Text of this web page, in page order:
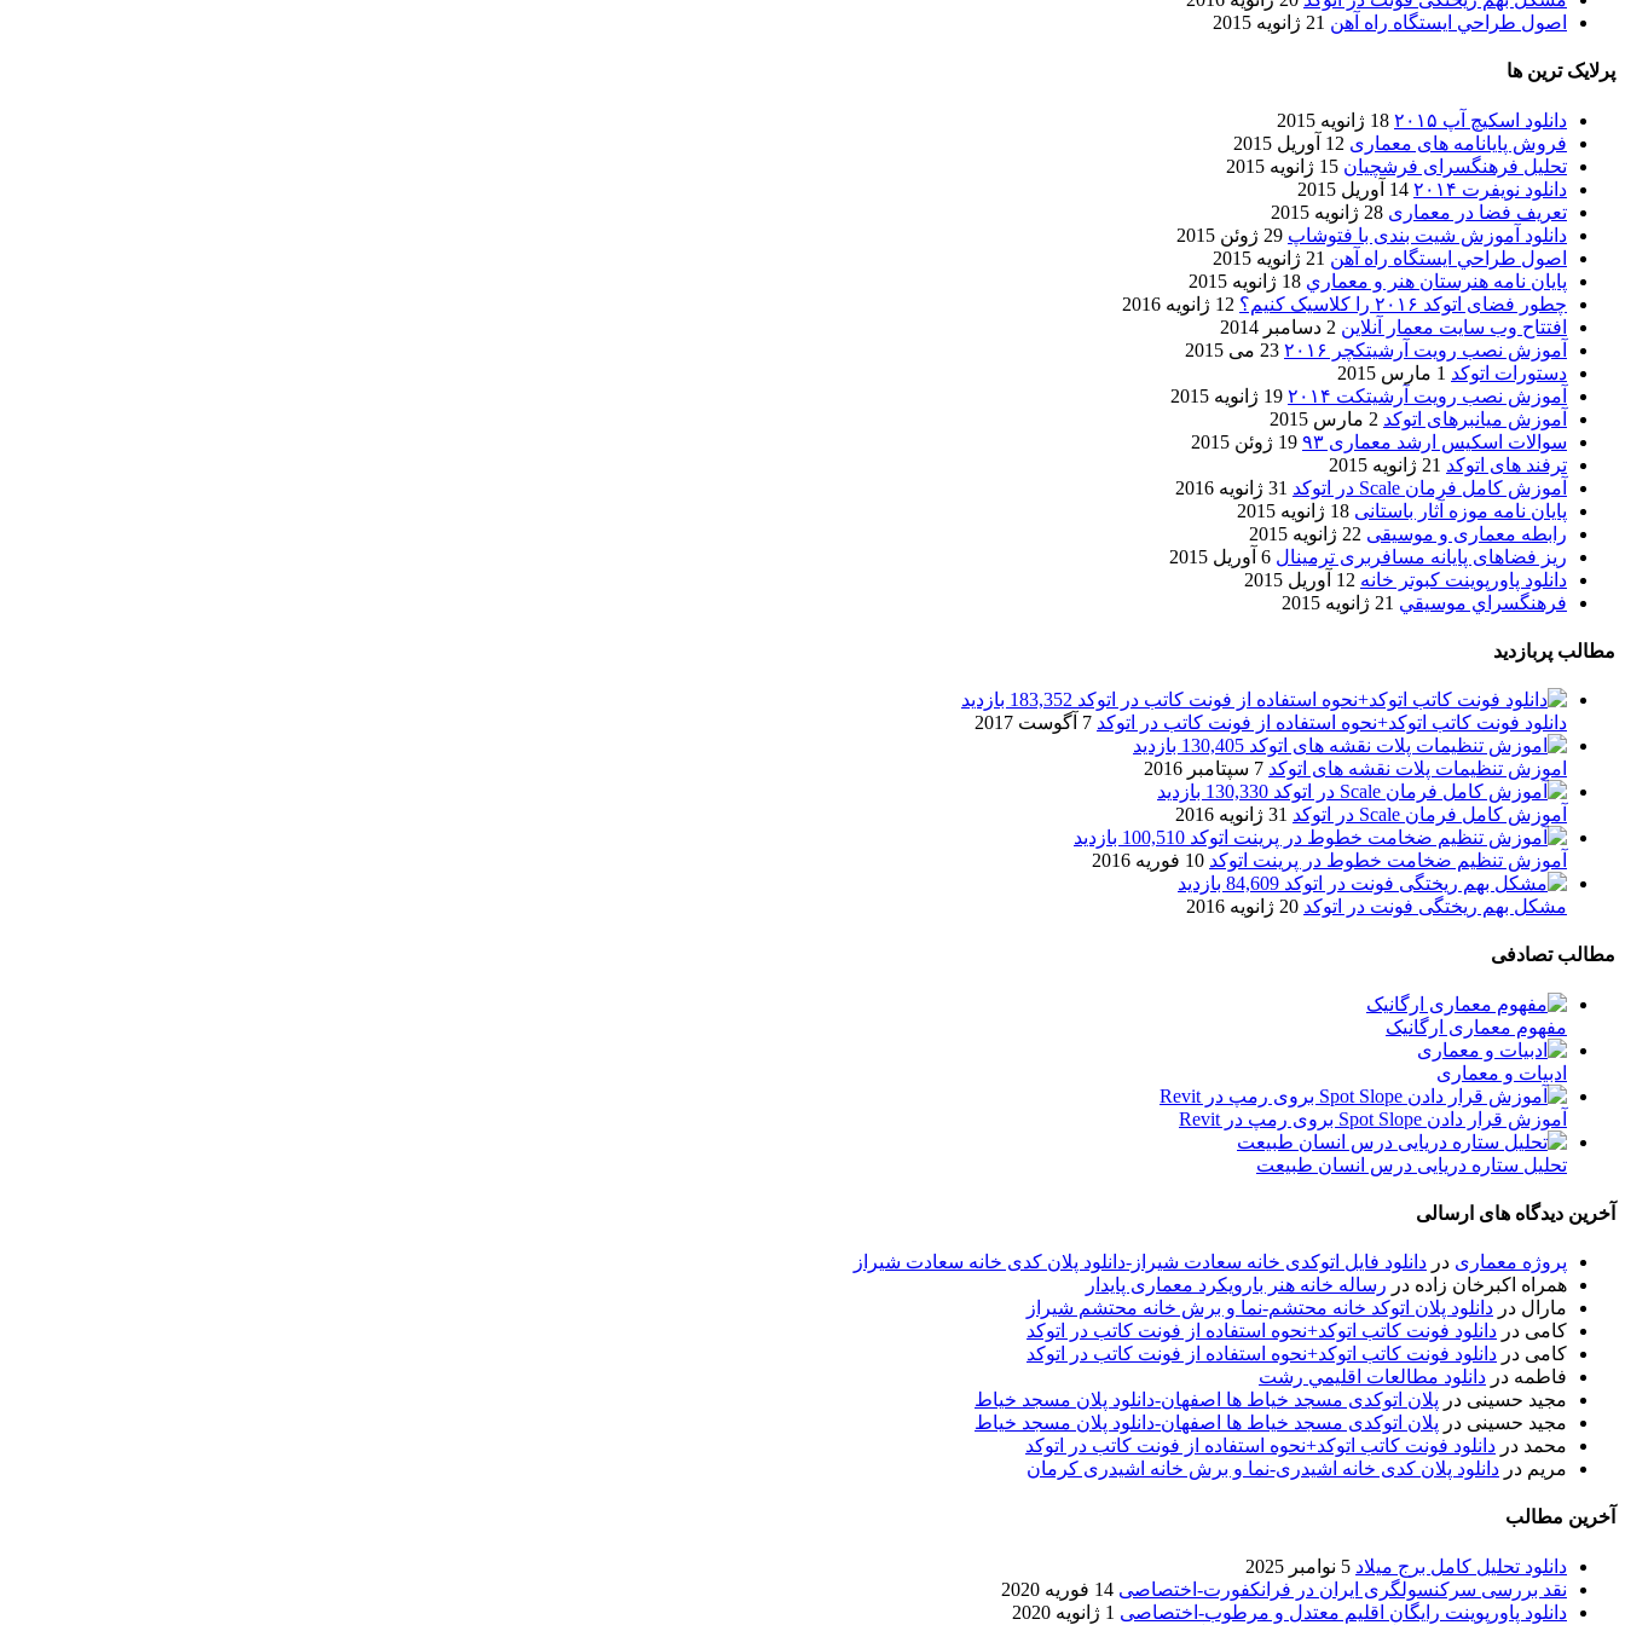
اصول طراحي ایستگاه راه آهن 21 ژانویه 2015
پرلایک ترین ها
دانلود اسکیچ آپ ۲۰۱۵
18 ژانویه 2015
فروش پایانامه های معماری 12 آوریل 2015
تحلیل فرهنگسرای فرشچیان 15 ژانویه 2015
دانلود نویفرت ۲۰۱۴
14 آوریل 2015
تعریف فضا در معماری 28 ژانویه 2015
دانلود آموزش شیت بندی با فتوشاپ 29 ژوئن 2015
اصول طراحي ایستگاه راه آهن 21 ژانویه 2015
پایان نامه هنرستان هنر و معماري 18 ژانویه 2015
چطور فضای اتوکد ۲۰۱۶ را کلاسیک کنیم؟
12 ژانویه 2016
افتتاح وب سایت معمار آنلاین 2 دسامبر 2014
آموزش نصب رویت آرشیتکچر ۲۰۱۶
23 می 2015
دستورات اتوکد 1 مارس 2015
آموزش نصب رویت آرشیتکت ۲۰۱۴
19 ژانویه 2015
آموزش میانبرهای اتوکد 2 مارس 2015
سوالات اسکیس ارشد معماری ۹۳
19 ژوئن 2015
ترفند های اتوکد 21 ژانویه 2015
آموزش کامل فرمان Scale در اتوکد
31 ژانویه 2016
پایان نامه موزه آثار باستانی 18 ژانویه 2015
رابطه معماری و موسیقی 22 ژانویه 2015
ریز فضاهای پایانه مسافربری ترمینال 6 آوریل 2015
دانلود پاورپوینت کبوتر خانه 12 آوریل 2015
فرهنگسراي موسيقي 21 ژانویه 2015
مطالب پربازدید
183,352 بازدید
دانلود فونت کاتب اتوکد+نحوه استفاده از فونت کاتب در اتوکد 7 آگوست 2017
130,405 بازدید
اموزش تنظیمات پلات نقشه های اتوکد 7 سپتامبر 2016
130,330 بازدید
آموزش کامل فرمان Scale در اتوکد
31 ژانویه 2016
100,510 بازدید
آموزش تنظیم ضخامت خطوط در پرینت اتوکد 10 فوریه 2016
84,609 بازدید
مشکل بهم ریختگی فونت در اتوکد 20 ژانویه 2016
مطالب تصادفی
مفهوم معماری ارگانیک
ادبیات و معماری
آموزش قرار دادن Spot Slope بروی رمپ در Revit
تحلیل ستاره دریایی درس انسان طبیعت
آخرین دیدگاه های ارسالی
پروژه معماری در دانلود فایل اتوکدی خانه سعادت شیراز-دانلود پلان کدی خانه سعادت شیراز
همراه اکبرخان زاده در رساله خانه هنر بارویکرد معماری پایدار
مارال در دانلود پلان اتوکد خانه محتشم-نما و برش خانه محتشم شیراز
کامی در دانلود فونت کاتب اتوکد+نحوه استفاده از فونت کاتب در اتوکد
کامی در دانلود فونت کاتب اتوکد+نحوه استفاده از فونت کاتب در اتوکد
فاطمه در دانلود مطالعات اقليمي رشت
مجید حسینی در پلان اتوکدی مسجد خیاط ها اصفهان-دانلود پلان مسجد خیاط
مجید حسینی در پلان اتوکدی مسجد خیاط ها اصفهان-دانلود پلان مسجد خیاط
محمد در دانلود فونت کاتب اتوکد+نحوه استفاده از فونت کاتب در اتوکد
مریم در دانلود پلان کدی خانه اشیدری-نما و برش خانه اشیدری کرمان
آخرین مطالب
دانلود تحلیل کامل برج میلاد 5 نوامبر 2025
نقد بررسی سرکنسولگری ایران در فرانکفورت-اختصاصی 14 فوریه 2020
دانلود پاورپوینت رایگان اقلیم معتدل و مرطوب-اختصاصی 1 ژانویه 2020